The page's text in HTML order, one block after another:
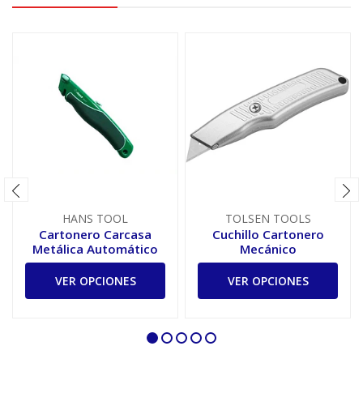
HANS TOOL
Cartonero Carcasa
Metálica Automático
VER OPCIONES
TOLSEN TOOLS
Cuchillo Cartonero
Mecánico
VER OPCIONES